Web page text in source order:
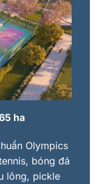
ha
Olympics
bóng đá
lông, pickle